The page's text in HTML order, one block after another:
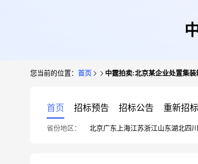
您当前的位置： 首页 中霆拍卖:北京某企业处置集装
首页 招标预告 招标公告 重新招标
省份地区： 北京广东 上海江苏浙江山东湖北四川